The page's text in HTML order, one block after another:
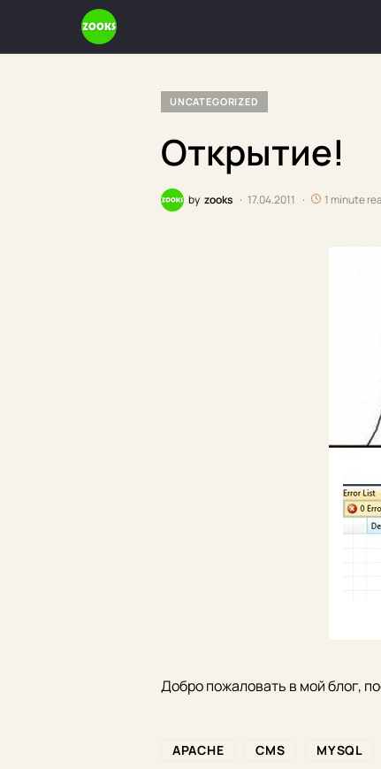
UNCATEGORIZED
Открытие!
by zooks 17.04.2011 1 minute
Добро пожаловать в мой блог,
APACHE CMS MYSQL